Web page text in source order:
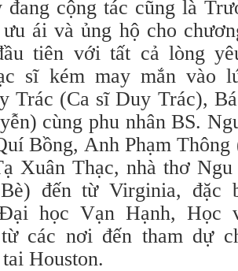
đang cộng tác cũng là
ái và ủng hộ cho
tiên với tất cả lòng
sĩ kém may mắn vào
Trác (Ca sĩ Duy Trác),
cùng phu nhân BS.
Bồng, Anh Phạm Thông
Xuân Thạc, nhà thơ
đến từ Virginia, đặc
học Vạn Hạnh, Học
các nơi đến tham dự
Houston.